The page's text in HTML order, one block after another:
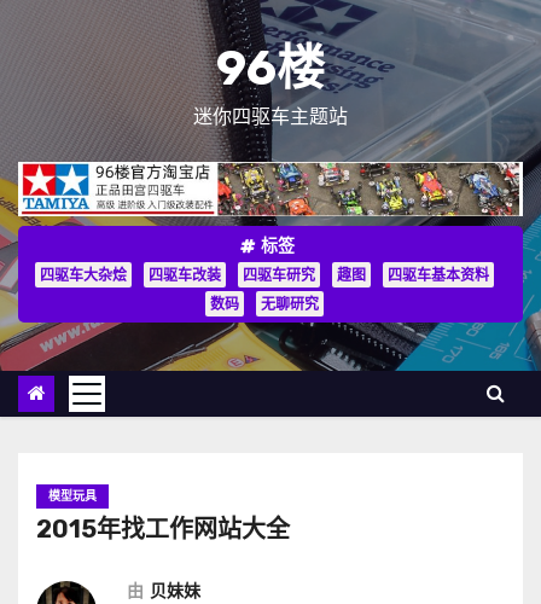
96楼
迷你四驱车主题站
标签
四驱车大杂烩 四驱车改装 四驱车研究 趣图
四驱车基本资料
数码
无聊研究
模型玩具
2015年找工作网站大全
由 贝妹妹